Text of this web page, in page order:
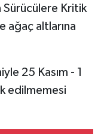
Sürücülere Kritik
ağaç altlarına
25 Kasım - 1
edilmemesi